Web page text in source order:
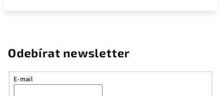
Odebírat newsletter
E-mail